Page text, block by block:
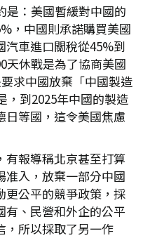
是：美國暫緩對中國的
，中國則承諾購買美國
汽車進口關稅從45%到
天休戰是為了協商美國
求中國放棄「中國製造
，到2025年中國的製造
日等國，這令美國焦慮
有報導稱北京甚至打算
准入，放棄一部分中國
更公平的競爭政策，採
有、民營和外企的公平
，所以採取了另一作